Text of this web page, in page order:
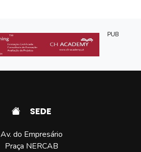
PUB
SEDE
Av. do Empresário
Praça NERCAB